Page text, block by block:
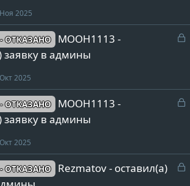
т
2025
З
т
- ОТКАЗАНО
MOOH1113 -
заявку в админы
2025
З
т
- ОТКАЗАНО
MOOH1113 -
заявку в админы
2025
З
- ОТКАЗАНО
Rezmatov - оставил(а)